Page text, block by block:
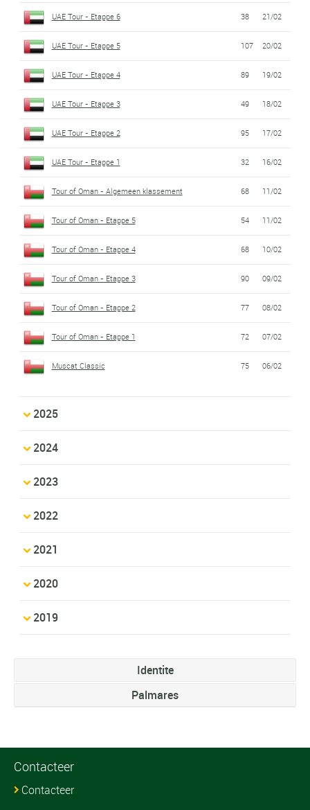
UAE Tour - Etappe 6 38 21/02
UAE Tour - Etappe 5 107 20/02
UAE Tour - Etappe 4 89 19/02
UAE Tour - Etappe 3 49 18/02
UAE Tour - Etappe 2 95 17/02
UAE Tour - Etappe 1 32 16/02
Tour of Oman - Algemeen klassement 68 11/02
Tour of Oman - Etappe 5 54 11/02
Tour of Oman - Etappe 4 68 10/02
Tour of Oman - Etappe 3 90 09/02
Tour of Oman - Etappe 2 77 08/02
Tour of Oman - Etappe 1 72 07/02
Muscat Classic 75 06/02
2025
2024
2023
2022
2021
2020
2019
Identite
Palmares
Contacteer
Contacteer